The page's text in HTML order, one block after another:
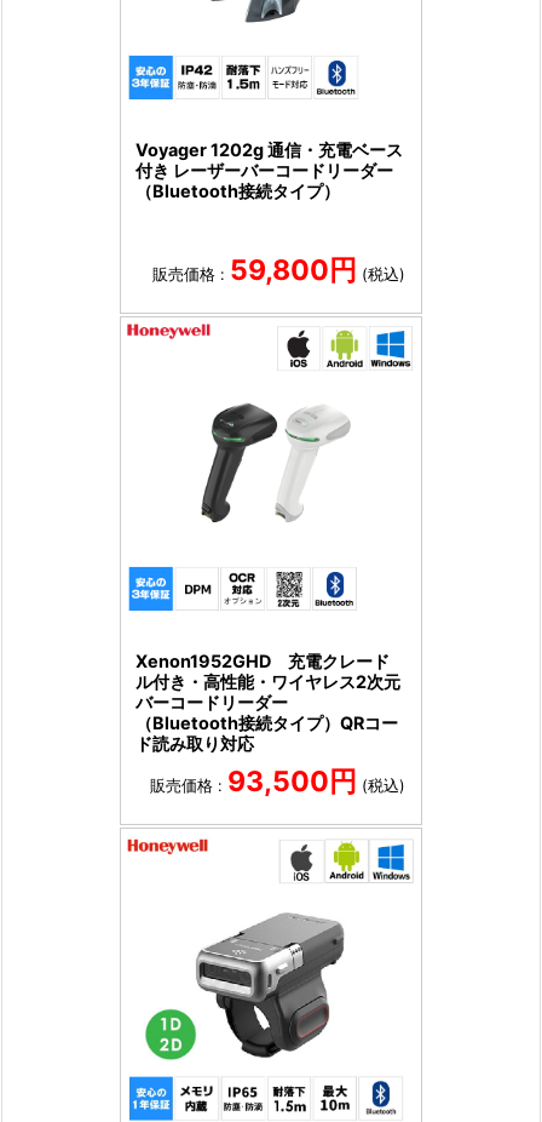
Voyager 1202g 通信・充電ベース
付き レーザーバーコードリーダー
（Bluetooth接続タイプ）
販売価格 : 59,800円 (税込)
Xenon1952GHD 充電クレード
ル付き・高性能・ワイヤレス2次元
バーコードリーダー
（Bluetooth接続タイプ）QRコー
ド読み取り対応
販売価格 : 93,500円 (税込)